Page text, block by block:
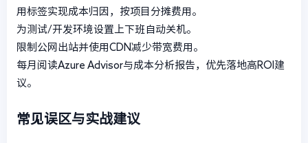
用标签实现成本归因，按项目分摊费用。
为测试/开发环境设置上下班自动关机。
限制公网出站并使用CDN减少带宽费用。
每月阅读Azure Advisor与成本分析报告，优先落地高ROI建
议。
常见误区与实战建议